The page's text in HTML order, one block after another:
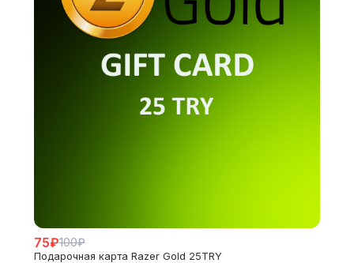
75₽100₽
Подарочная карта Razer Gold 25TRY